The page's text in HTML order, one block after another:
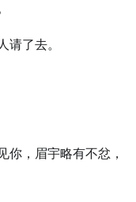
请了去。
你，眉宇略有不忿，